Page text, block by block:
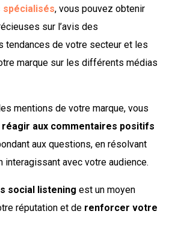
spécialisés, vous pouvez obtenir
sur l’avis des
tendances de votre secteur et les
marque sur les différents médias
mentions de votre marque, vous
réagir aux commentaires positifs
aux questions, en résolvant
interagissant avec votre audience.
social listening est un moyen
réputation et de renforcer votre